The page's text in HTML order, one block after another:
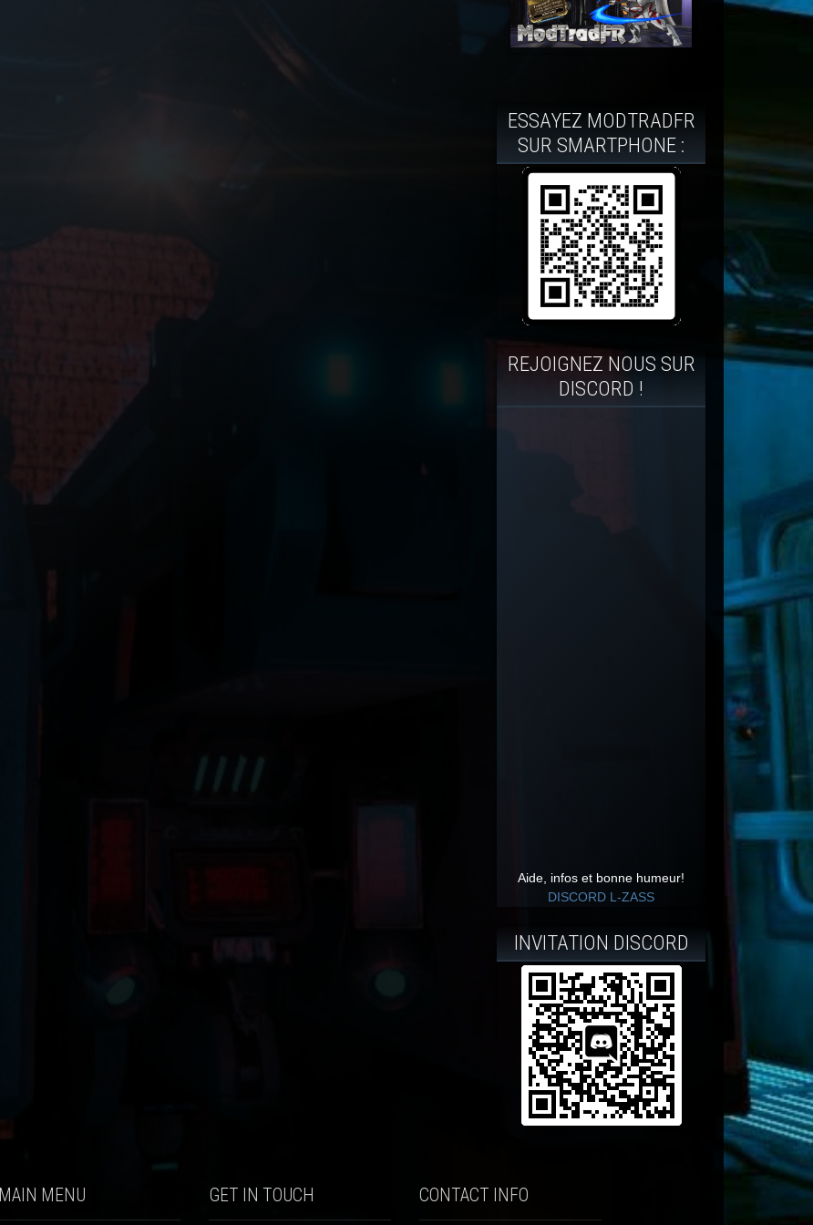
ESSAYEZ MODTRADFR
SUR SMARTPHONE :
REJOIGNEZ NOUS SUR
DISCORD !
Aide, infos et bonne humeur!
DISCORD L-ZASS
INVITATION DISCORD
MAIN MENU GET IN TOUCH CONTACT INFO